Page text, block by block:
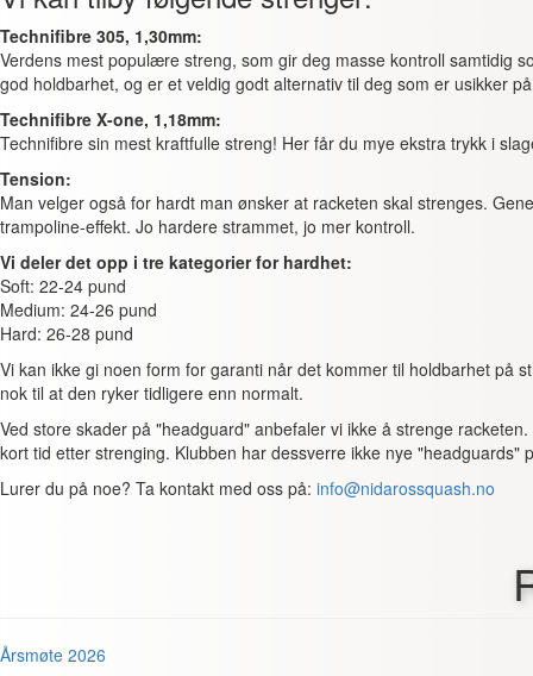
Technifibre 305, 1,30mm:
Verdens mest populære streng, som gir deg masse kontroll samtidig
god holdbarhet, og er et veldig godt alternativ til deg som er usikker
Technifibre X-one, 1,18mm:
Technifibre sin mest kraftfulle streng! Her får du mye ekstra trykk i
Tension:
Man velger også for hardt man ønsker at racketen skal strenges.
trampoline-effekt. Jo hardere strammet, jo mer kontroll.
Vi deler det opp i tre kategorier for hardhet:
Soft: 22-24 pund
Medium: 24-26 pund
Hard: 26-28 pund
Vi kan ikke gi noen form for garanti når det kommer til holdbarhet
nok til at den ryker tidligere enn normalt.
Ved store skader på "headguard" anbefaler vi ikke å strenge
kort tid etter strenging. Klubben har dessverre ikke nye
Lurer du på noe? Ta kontakt med oss på: info@nidarossquash.no
Årsmøte 2026